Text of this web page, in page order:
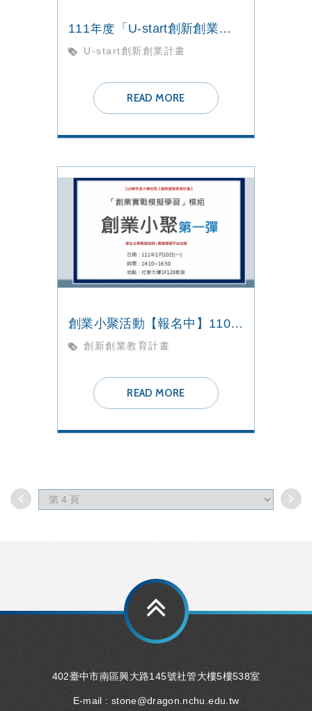
111年度「U-start創新創業計畫」校內徵件
U-start創新創業計畫
READ MORE
創業小聚活動【報名中】110學年度大專校院【創新創業教育計畫】「創業實戰模擬學習」模組
創新創業教育計畫
READ MORE
402臺中市南區興大路145號社管大樓5樓538室
E-mail : stone@dragon.nchu.edu.tw